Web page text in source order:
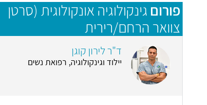
פורום גינקולוגיה אונקולוגית (סרטן
צוואר הרחם/רירית
הרחם/שחלות/סרטן העריה)
ד"ר לירון קוגן
יילוד וגינקולוגיה, רפואת נשים